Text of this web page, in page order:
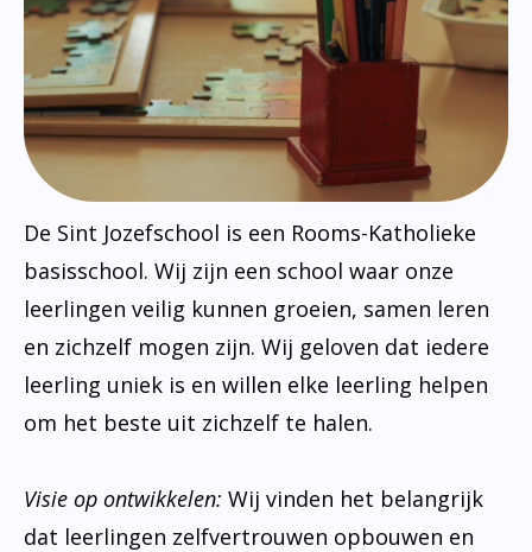
De Sint Jozefschool is een Rooms-Katholieke
basisschool. Wij zijn een school waar onze
leerlingen veilig kunnen groeien, samen leren
en zichzelf mogen zijn. Wij geloven dat iedere
leerling uniek is en willen elke leerling helpen
om het beste uit zichzelf te halen.
Visie op ontwikkelen: Wij vinden het belangrijk
dat leerlingen zelfvertrouwen opbouwen en